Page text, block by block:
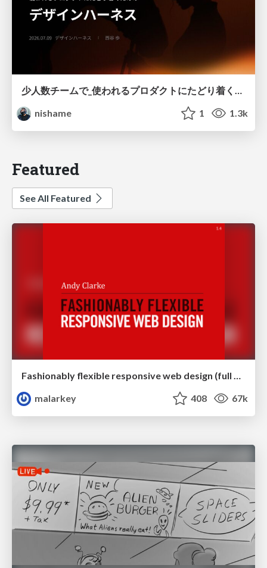
少人数チームで_使われるプロダクトにたどり着くための_デザインハーネス.pdf
nishame
1 1.3k
Featured
See All Featured
Fashionably flexible responsive web design (full day workshop)
malarkey
408 67k